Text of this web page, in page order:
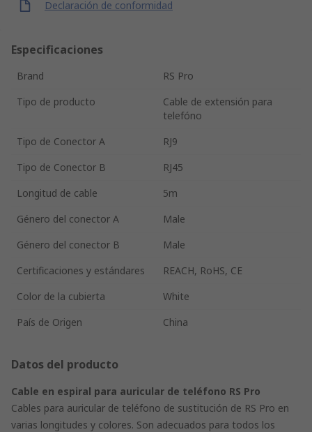
Declaración de conformidad
Especificaciones
Brand
RS Pro
Tipo de producto
Cable de extensión para
telefóno
Tipo de Conector A
RJ9
Tipo de Conector B
RJ45
Longitud de cable
5m
Género del conector A
Male
Género del conector B
Male
Certificaciones y estándares
REACH, RoHS, CE
Color de la cubierta
White
País de Origen
China
Datos del producto
Cable en espiral para auricular de teléfono RS Pro
Cables para auricular de teléfono de sustitución de RS Pro en
varias longitudes y colores. Son adecuados para todos los